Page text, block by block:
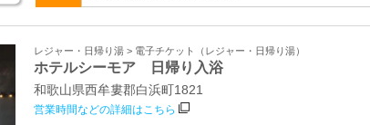
レジャー・日帰り湯 > 電子チケット（レジャー・日帰り湯）
ホテルシーモア 日帰り入浴
和歌山県西牟婁郡白浜町1821
営業時間などの詳細はこちら